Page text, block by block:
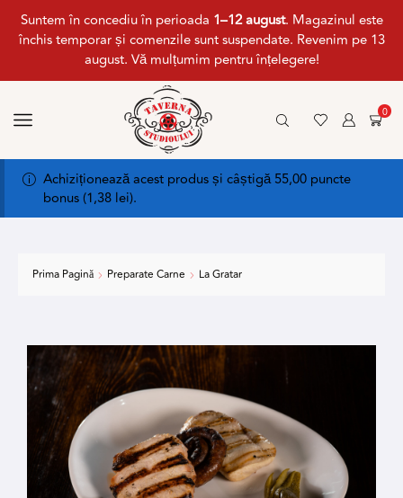
Suntem în concediu în perioada 1–12 august. Magazinul este
închis temporar și comenzile sunt suspendate. Revenim pe 13
august. Vă mulțumim pentru înțelegere!
0
Achiziționează acest produs și câștigă 55,00 puncte
bonus (1,38 lei).
Prima Pagină Preparate Carne La Gratar